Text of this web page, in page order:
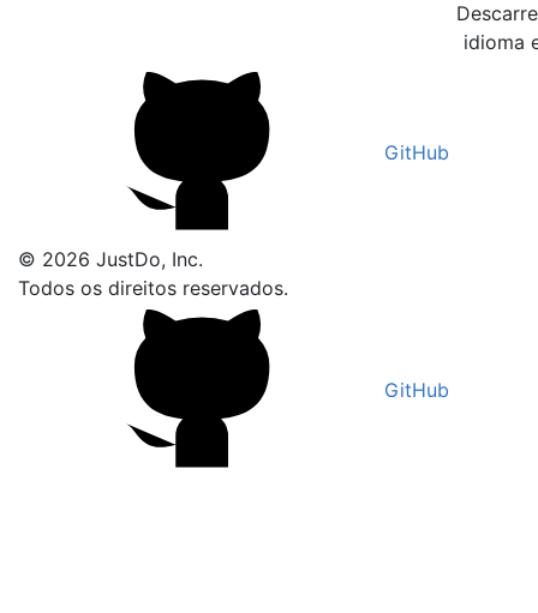
idioma
GitHub
© 2026 JustDo, Inc.
Todos os direitos reservados.
GitHub